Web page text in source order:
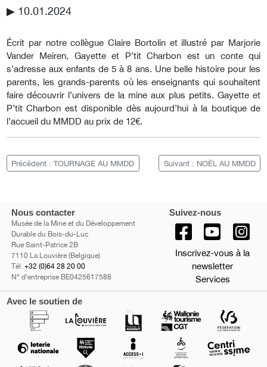
▶︎ 10.01.2024
Écrit par notre collègueClaire Bortolinet illustré par Marjorie
Vander Meiren, Gayette et P’tit Charbon est un conte qui
s’adresse aux enfants de 5 à 8 ans. Une belle histoire pour les
parents, les grands-parents où les enseignants qui souhaitent
faire découvrir l’univers de la mine aux plus petits. Gayette et
P’tit Charbon est disponible dès aujourd’hui à la boutique de
l’accueil du MMDD au prix de 12€.
Précédent : TOURNAGE AU MMDD Suivant : NOËL AU MMDD
Nous contacter
Musée de la Mine et du Développement
Durable du Bois-du-Luc
Rue Saint-Patrice 2B
7110 La Louvière (Belgique)
Tél. +32 (0)64 28 20 00
N° d'entreprise BE0425617588
Suivez-nous
Inscrivez-vous à la
newsletter
Services
Avec le soutien de